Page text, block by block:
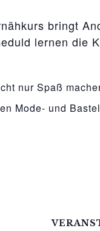
bringt
lernen die
nur Spaß
Mode- und